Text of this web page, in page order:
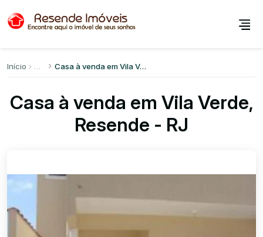
Início Casa à venda em Vila Verde
Casa à venda em Vila Verde,
Resende - RJ